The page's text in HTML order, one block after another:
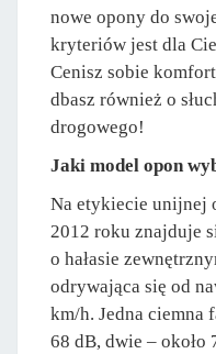
nowe opony do
kryteriów jest dla
Cenisz sobie
dbasz również o
drogowego!
Jaki model opon
Na etykiecie unijnej
2012 roku znajduje
o hałasie
odrywająca się od
km/h. Jedna ciemna
68 dB, dwie – około